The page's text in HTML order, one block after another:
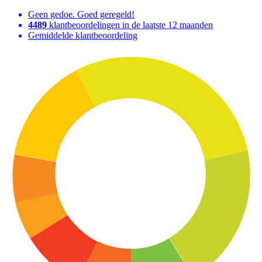
Geen gedoe. Goed geregeld!
4489 klantbeoordelingen in de laatste 12 maanden
Gemiddelde klantbeoordeling